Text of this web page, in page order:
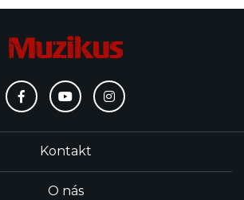
Kontakt
O nás